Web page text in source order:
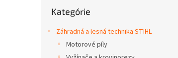
kategórie
Kategórie
Záhradná a lesná technika STIHL
Motorové píly